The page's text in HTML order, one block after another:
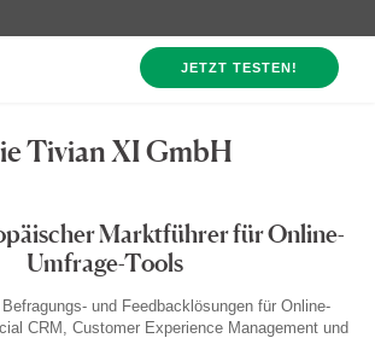
JETZT TESTEN!
Tivian XI GmbH
Marktführer für Online-
Umfrage-Tools
und Feedbacklösungen für Online-
CRM, Customer Experience Management und